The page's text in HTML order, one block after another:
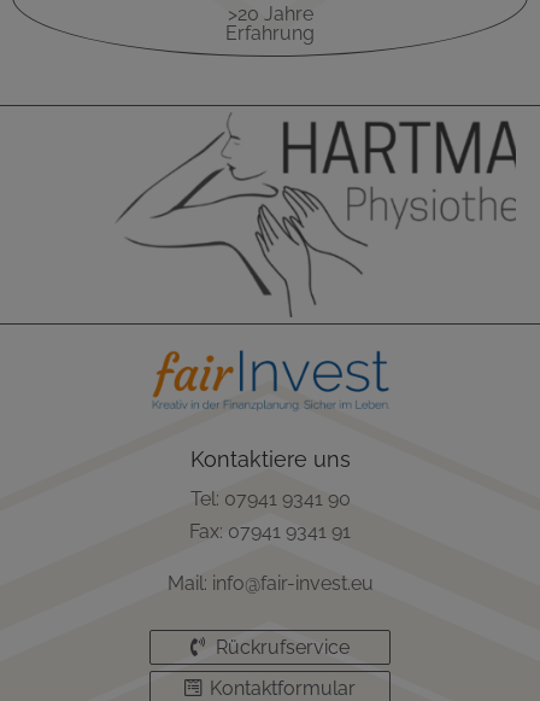
>20 Jahre
Erfahrung
Kontaktiere uns
Tel: 07941 9341 90
Fax: 07941 9341 91
Mail: info@fair-invest.eu
Rückrufservice
Kontaktformular